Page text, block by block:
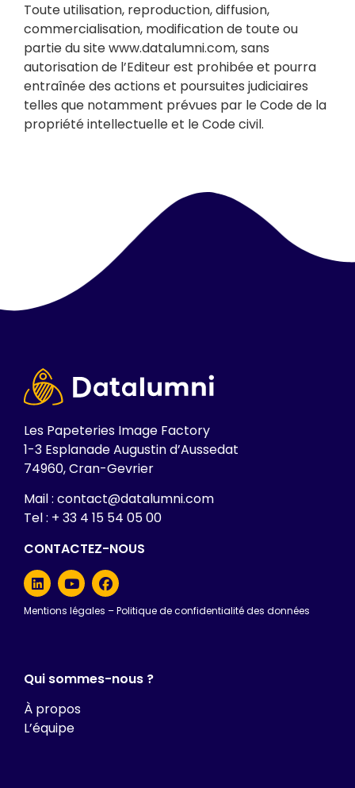
Toute utilisation, reproduction, diffusion,
commercialisation, modification de toute ou
partie du site www.datalumni.com, sans
autorisation de l’Editeur est prohibée et pourra
entraînée des actions et poursuites judiciaires
telles que notamment prévues par le Code de la
propriété intellectuelle et le Code civil.
Les Papeteries Image Factory
1-3 Esplanade Augustin d’Aussedat
74960, Cran-Gevrier
Mail : contact@datalumni.com
Tel : + 33 4 15 54 05 00
CONTACTEZ-NOUS
Mentions légales –Politique de confidentialité des données
Qui sommes-nous ?
À propos
L’équipe